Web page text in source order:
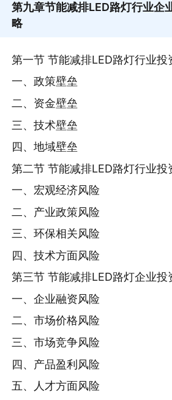
第九章节能减排LED路灯行业企
略
第一节 节能减排LED路灯行业投
一、政策壁垒
二、资金壁垒
三、技术壁垒
四、地域壁垒
第二节 节能减排LED路灯行业投
一、宏观经济风险
二、产业政策风险
三、环保相关风险
四、技术方面风险
第三节 节能减排LED路灯企业投
一、企业融资风险
二、市场价格风险
三、市场竞争风险
四、产品盈利风险
五、人才方面风险